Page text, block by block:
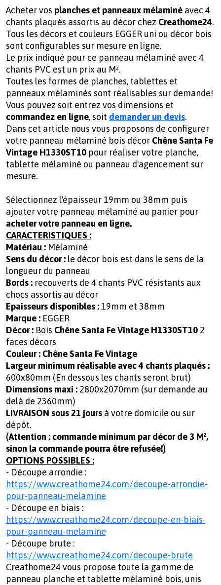
Acheter vos planches et panneaux mélaminé avec 4
chants plaqués assortis au décor chez Creathome24.
Tous les décors et couleurs EGGER uni ou décor bois
sont configurables sur mesure en ligne.
Le prix indiqué pour ce panneau mélaminé avec 4
chants PVC est un prix au M².
Toutes les formes de planches, tablettes et
panneaux mélaminés sont réalisables sur demande!
Vous pouvez soit entrez vos dimensions et
commandez en ligne, soit demander un devis.
Dans cet article nous vous proposons de configurer
votre panneau mélaminé bois décor Chêne Santa Fe
Vintage H1330ST10 pour réaliser votre planche,
tablette mélaminé ou panneau d'agencement sur
mesure.
Sélectionnez l'épaisseur 19mm ou 38mm puis
ajouter votre panneau mélaminé au panier pour
acheter votre panneau en ligne.
CARACTERISTIQUES :
Matériau : Mélaminé
Sens du décor : le décor bois est dans le sens de la
longueur du panneau
Bords : recouverts de 4 chants PVC résistants aux
chocs assortis au décor
Epaisseurs disponibles : 19mm et 38mm
Marque : EGGER
Décor : Bois Chêne Santa Fe Vintage H1330ST10 2
faces décors
Couleur : Chêne Santa Fe Vintage
Largeur minimum réalisable avec 4 chants plaqués :
600x80mm (En dessous les chants seront brut)
Dimensions maxi : 2800x2070mm (sur demande au
delà de 2360mm)
LIVRAISON sous 21 jours à votre domicile ou sur
dépôt.
(Attention : commande minimum par décor de 3 M²,
sinon la commande pourra être refusée!)
OPTIONS POSSIBLES :
- Découpe arrondie :
https://www.creathome24.com/decoupe-arrondie-
pour-panneau-melamine
- Découpe en biais :
https://www.creathome24.com/decoupe-en-biais-
pour-panneau-melamine
- Découpe brute :
https://www.creathome24.com/decoupe-brute
Creathome24 vous propose toute la gamme de
panneau planche et tablette mélaminé bois, unis